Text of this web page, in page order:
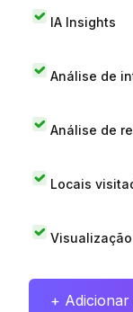
IA Insights
Análise de
Análise de
Locais
+